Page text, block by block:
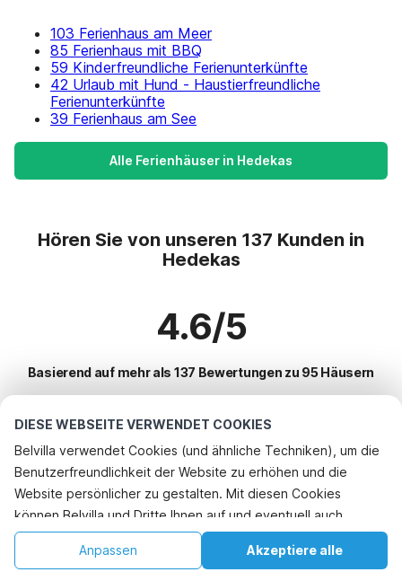
DIESE WEBSEITE VERWENDET COOKIES
Belvilla verwendet Cookies (und ähnliche Techniken), um die
Benutzerfreundlichkeit der Website zu erhöhen und die
Website persönlicher zu gestalten. Mit diesen Cookies
können Belvilla und Dritte Ihnen auf und eventuell auch
außerhalb unserer Website folgen, um Werbung Ihren
Interessen anzupassen und das Teilen von Informationen über
Akzeptiere alle
Anpassen
103 Ferienhaus am Meer
85 Ferienhaus mit BBQ
59 Kinderfreundliche Ferienunterkünfte
42 Urlaub mit Hund - Haustierfreundliche
Ferienunterkünfte
39 Ferienhaus am See
Alle Ferienhäuser in Hedekas
Hören Sie von unseren 137 Kunden in
Hedekas
4.6/5
Basierend auf mehr als 137 Bewertungen zu 95 Häusern
Beliebteste Reiseziele für Urlaub
Top-Städte mit Top-Annehmlichkeiten für den Urlaub
Ferienhaus am Meer uddevalla
Ferienhaus am Meer lysekil
Ferienhaus am Meer fiskebackskil
Beliebte Ausstattungen für Urlaub in Hedekas
Ferienhaus am Meer
Beliebte Städte für den Urlaub in Bohuslan
Rufen Sie an, um zu buchen
Startseite Wunschliste Buchungen Konto